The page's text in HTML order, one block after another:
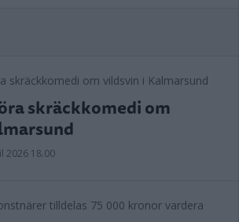
skräckkomedi om
2026 18.00